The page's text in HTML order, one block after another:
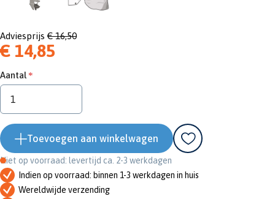
Adviesprijs € 16,50
€ 14,85
Aantal
Toevoegen aan winkelwagen
Niet op voorraad: levertijd ca. 2-3 werkdagen
Indien op voorraad: binnen 1-3 werkdagen in huis
Wereldwijde verzending